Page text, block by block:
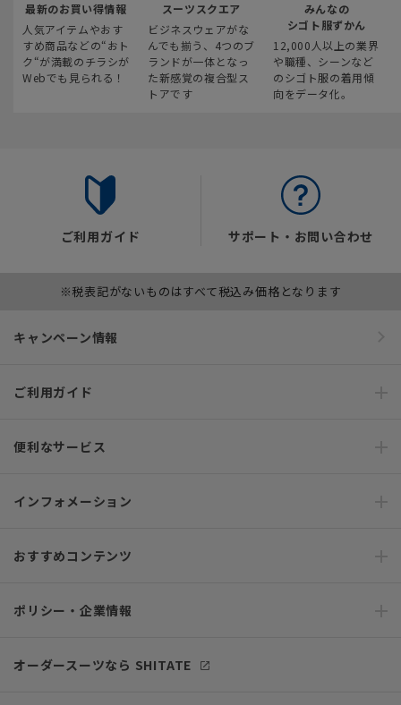
最新のお買い得情報
人気アイテムやおす
すめ商品などの“おト
ク“が満載のチラシが
Webでも見られる！
スーツスクエア
ビジネスウェアがな
んでも揃う、4つのブ
ランドが一体となっ
た新感覚の複合型ス
トアです
みんなの
シゴト服ずかん
12,000人以上の業界
や職種、シーンなど
のシゴト服の着用傾
向をデータ化。
ご利用ガイド サポート・お問い合わせ
※税表記がないものはすべて税込み価格となります
キャンペーン情報
ご利用ガイド
便利なサービス
インフォメーション
おすすめコンテンツ
ポリシー・企業情報
オーダースーツなら SHITATE